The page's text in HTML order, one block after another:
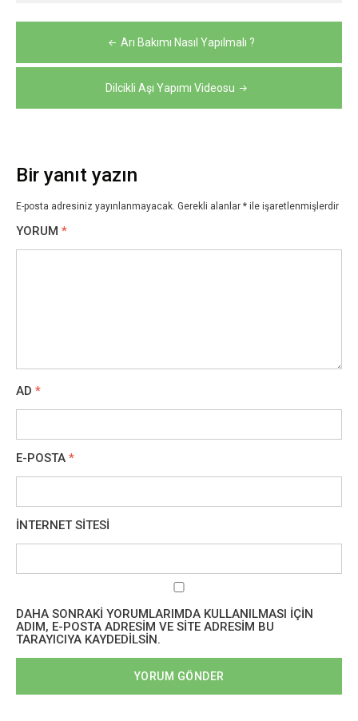
gezinmesi
Arı Bakımı Nasıl Yapılmalı ?
Dilcikli Aşı Yapımı Videosu
Bir yanıt yazın
E-posta adresiniz yayınlanmayacak. Gerekli alanlar * ile işaretlenmişlerdir
YORUM *
AD *
E-POSTA *
İNTERNET SITESI
DAHA SONRAKI YORUMLARIMDA KULLANILMASI IÇIN
ADIM, E-POSTA ADRESIM VE SITE ADRESIM BU
TARAYICIYA KAYDEDILSIN.